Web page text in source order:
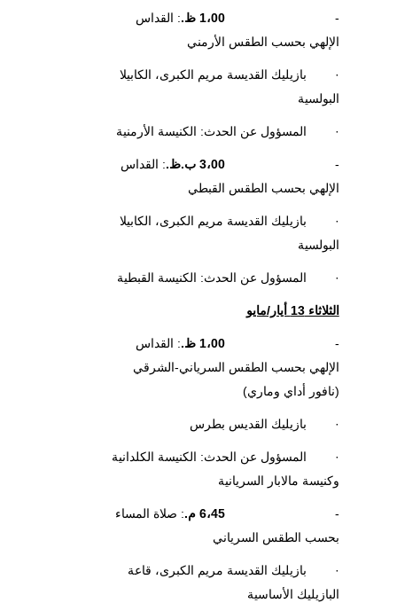
-1،00 ظ.
: القداس
الإلهي بحسب الطقس الأرمني
· بازيليك القديسة مريم الكبرى، الكابيلا
البولسية
· المسؤول عن الحدث: الكنيسة الأرمنية
-3،00 ب.ظ.
: القداس
الإلهي بحسب الطقس القبطي
· بازيليك القديسة مريم الكبرى، الكابيلا
البولسية
· المسؤول عن الحدث: الكنيسة القبطية
الثلاثاء 13 أيار/مايو
-1،00 ظ.
: القداس
الإلهي بحسب الطقس السرياني-الشرقي
(نافور أداي وماري)
· بازيليك القديس بطرس
· المسؤول عن الحدث: الكنيسة الكلدانية
وكنيسة مالابار السريانية
-6،45 م.
: صلاة المساء
بحسب الطقس السرياني
· بازيليك القديسة مريم الكبرى، قاعة
البازيليك الأساسية